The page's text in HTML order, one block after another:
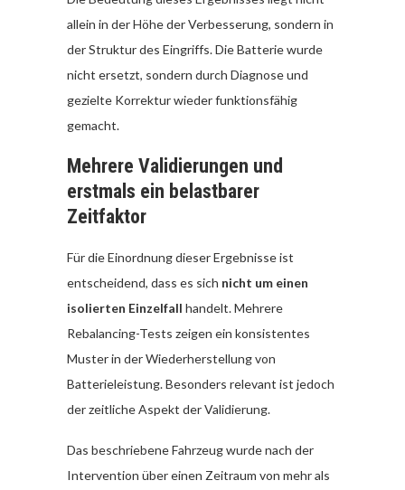
allein in der Höhe der Verbesserung, sondern in
der Struktur des Eingriffs. Die Batterie wurde
nicht ersetzt, sondern durch Diagnose und
gezielte Korrektur wieder funktionsfähig
gemacht.
Mehrere Validierungen und
erstmals ein belastbarer
Zeitfaktor
Für die Einordnung dieser Ergebnisse ist
entscheidend, dass es sich nicht um einen
isolierten Einzelfall handelt. Mehrere
Rebalancing-Tests zeigen ein konsistentes
Muster in der Wiederherstellung von
Batterieleistung. Besonders relevant ist jedoch
der zeitliche Aspekt der Validierung.
Das beschriebene Fahrzeug wurde nach der
Intervention über einen Zeitraum von mehr als